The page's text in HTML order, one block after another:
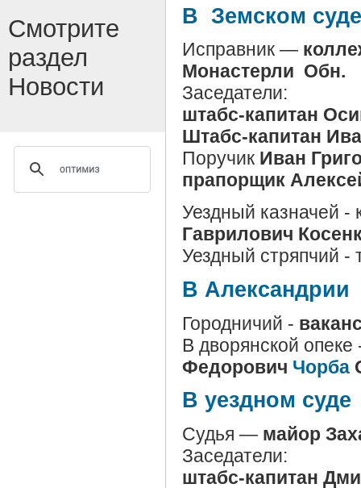
В Земском
Исправник —
Монастерли Обн.
Заседатели:
штабс-капитан
Штабс-капитан
ПоручикИван
прапорщик
Уездный казначей -
Гаврилович
Уездный стряпчий -
В Александрии
Городничий -
В дворянской
Федорович Чорба
В уездном суде
Судья — майор
Заседатели:
штабс-капитан
Смотрите
раздел
Новости